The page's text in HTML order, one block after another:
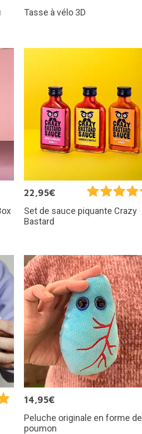
Tasse à vélo 3D
22,95€
Set de sauce piquante Crazy
Bastard
14,95€
Peluche originale en forme de
poumon